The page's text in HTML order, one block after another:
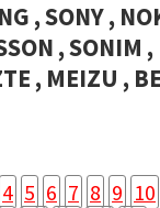
, SONY ,
, SONIM ,
, MEIZU ,
4 5 6 7 8 9 10